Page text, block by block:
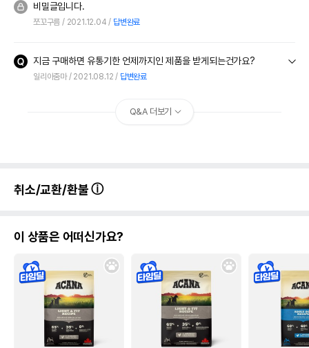
비밀글입니다.
쪼꼬구름 2021.12.04 답변완료
지금 구매하면 유통기한 언제까지인 제품을 받게되는건가요?
일리아줌마 2021.08.12 답변완료
Q&A 더보기
취소/교환/환불
이 상품은 어떠신가요?